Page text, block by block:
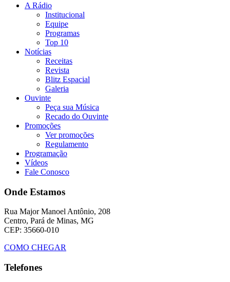
A Rádio
Institucional
Equipe
Programas
Top 10
Notícias
Receitas
Revista
Blitz Espacial
Galeria
Ouvinte
Peça sua Música
Recado do Ouvinte
Promoções
Ver promoções
Regulamento
Programação
Vídeos
Fale Conosco
Onde Estamos
Rua Major Manoel Antônio, 208
Centro, Pará de Minas, MG
CEP: 35660-010
COMO CHEGAR
Telefones